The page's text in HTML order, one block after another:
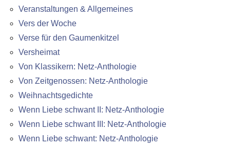
Veranstaltungen & Allgemeines
Vers der Woche
Verse für den Gaumenkitzel
Versheimat
Von Klassikern: Netz-Anthologie
Von Zeitgenossen: Netz-Anthologie
Weihnachtsgedichte
Wenn Liebe schwant II: Netz-Anthologie
Wenn Liebe schwant III: Netz-Anthologie
Wenn Liebe schwant: Netz-Anthologie